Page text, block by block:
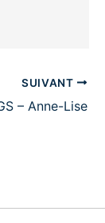
SUIVANT
– Anne-Lise